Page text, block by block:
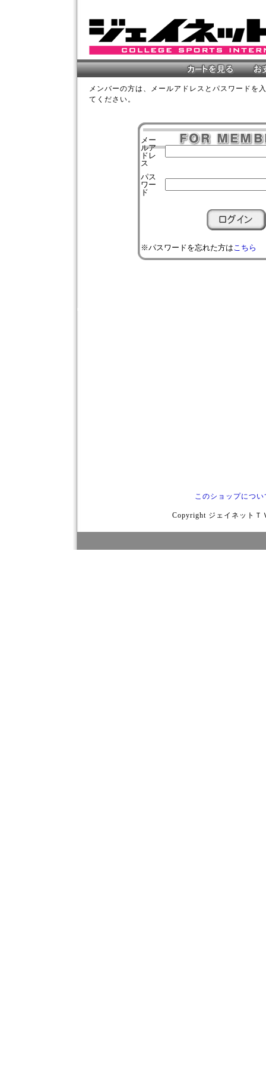
メンバーの方は、メールアドレスとパスワードを
てください。
メー
ルア
ドレ
ス
パス
ワー
ド
※パスワードを忘れた方はこちら
このショップについ
Copyright ジェイネットＴ